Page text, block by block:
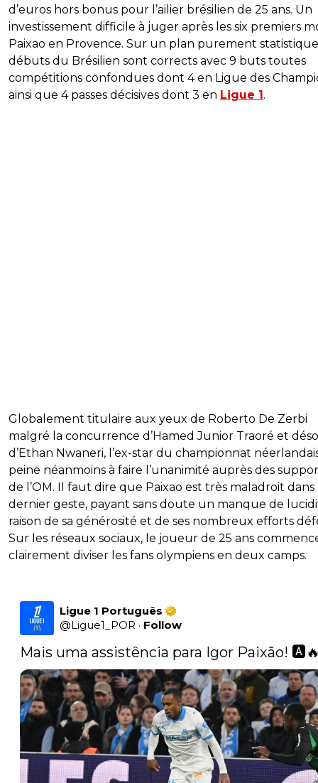
d’euros hors bonus pour l’ailier brésilien de 25 ans. Un
investissement difficile à juger après les six premiers
Paixao en Provence. Sur un plan purement
débuts du Brésilien sont corrects avec 9 buts toutes
compétitions confondues dont 4 en Ligue des
ainsi que 4 passes décisives dont 3 en Ligue 1.
Globalement titulaire aux yeux de Roberto De Zerbi
malgré la concurrence d’Hamed Junior Traoré et
d’Ethan Nwaneri, l’ex-star du championnat
peine néanmoins à faire l’unanimité auprès des
de l’OM. Il faut dire que Paixao est très maladroit dans
dernier geste, payant sans doute un manque de
raison de sa générosité et de ses nombreux efforts
Sur les réseaux sociaux, le joueur de 25 ans
clairement diviser les fans olympiens en deux camps.
Ligue 1 Português
@Ligue1_POR · Follow
Mais uma assistência para Igor Paixão!